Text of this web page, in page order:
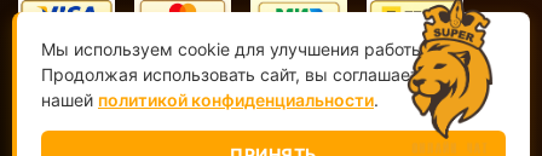
ООО "О-Р ИТК" Магазин электроинструмента INGCO ©2020-
Мы используем cookie для улучшения работы сайта.
Продолжая использовать сайт, вы соглашаетесь с
нашей политикой конфиденциальности.